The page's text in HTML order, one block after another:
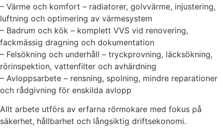
– Värme och komfort – radiatorer, golvvärme, injustering,
luftning och optimering av värmesystem
– Badrum och kök – komplett VVS vid renovering,
fackmässig dragning och dokumentation
– Felsökning och underhåll – tryckprovning, läcksökning,
rörinspektion, vattenfilter och avhärdning
– Avloppsarbete – rensning, spolning, mindre reparationer
och rådgivning för enskilda avlopp
Allt arbete utförs av erfarna rörmokare med fokus på
säkerhet, hållbarhet och långsiktig driftsekonomi.